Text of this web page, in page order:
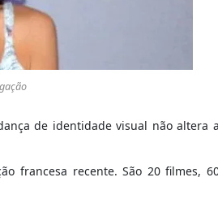
de identidade visual não altera a
francesa recente. São 20 filmes,